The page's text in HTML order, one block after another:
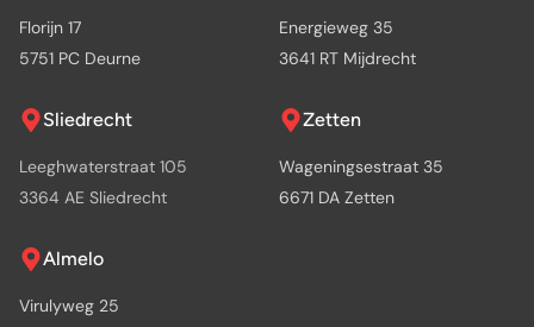
Florijn 17
5751 PC Deurne
Energieweg 35
3641 RT Mijdrecht
Sliedrecht
Leeghwaterstraat 105
3364 AE Sliedrecht
Zetten
Wageningsestraat 35
6671 DA Zetten
Almelo
Virulyweg 25